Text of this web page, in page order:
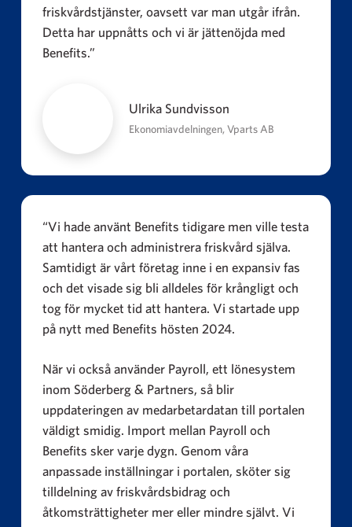
friskvårdstjänster, oavsett var man utgår ifrån.
Detta har uppnåtts och vi är jättenöjda med
Benefits.”
Ulrika Sundvisson
Ekonomiavdelningen, Vparts AB
“Vi hade använt Benefits tidigare men ville testa
att hantera och administrera friskvård själva.
Samtidigt är vårt företag inne i en expansiv fas
och det visade sig bli alldeles för krångligt och
tog för mycket tid att hantera. Vi startade upp
på nytt med Benefits hösten 2024.
När vi också använder Payroll, ett lönesystem
inom Söderberg & Partners, så blir
uppdateringen av medarbetardatan till portalen
väldigt smidig. Import mellan Payroll och
Benefits sker varje dygn. Genom våra
anpassade inställningar i portalen, sköter sig
tilldelning av friskvårdsbidrag och
åtkomsträttigheter mer eller mindre självt. Vi